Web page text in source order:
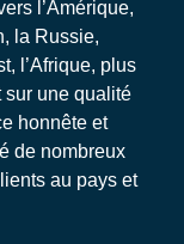
l’Amérique,
la Russie,
l’Afrique, plus
sur une qualité
honnête et
de nombreux
au pays et